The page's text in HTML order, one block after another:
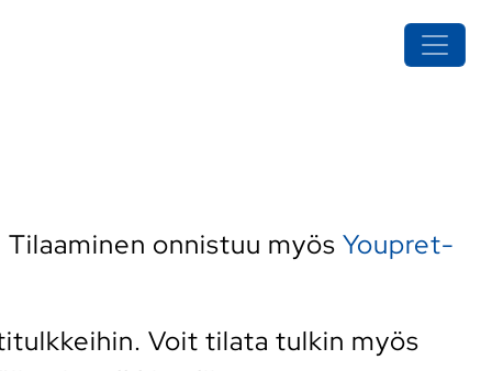
Tilaaminen onnistuu myös Youpret-
Voit tilata tulkin myös